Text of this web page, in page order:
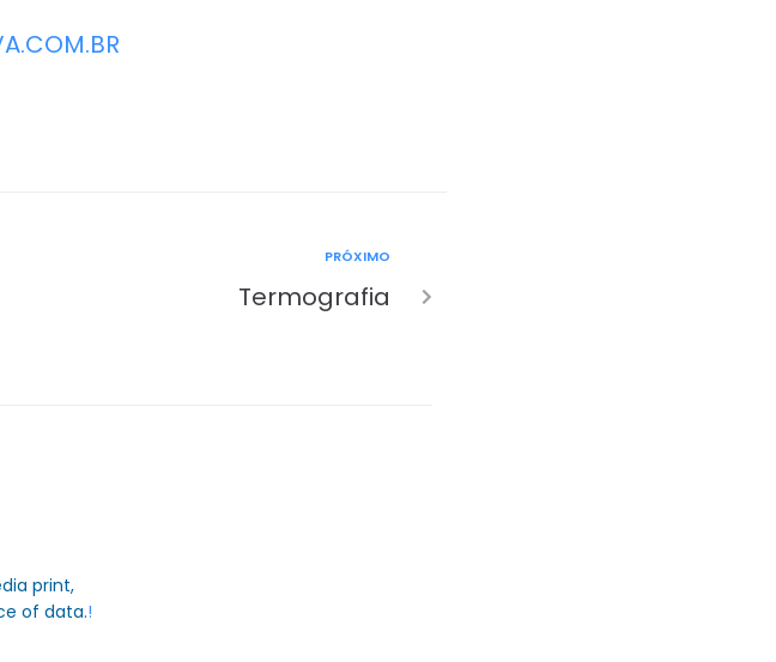
PRÓXIMO
Termografia
print,
of data.!